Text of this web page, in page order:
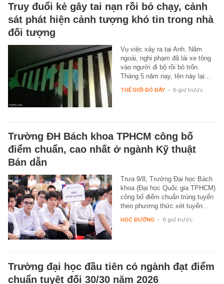
Truy đuổi kẻ gây tai nạn rồi bỏ chạy, cảnh
sát phát hiện cảnh tượng khó tin trong nhà
đối tượng
Vụ việc xảy ra tại Anh. Năm
ngoái, nghi phạm đã lái xe tông
vào người đi bộ rồi bỏ trốn.
Tháng 5 năm nay, tên này lại…
THẾ GIỚI ĐÓ ĐÂY - 6 giờ trước
Trường ĐH Bách khoa TPHCM công bố
điểm chuẩn, cao nhất ở ngành Kỹ thuật
Bán dẫn
Trưa 9/8, Trường Đại học Bách
khoa (Đại học Quốc gia TPHCM)
công bố điểm chuẩn trúng tuyển
theo phương thức xét tuyển…
HỌC ĐƯỜNG - 6 giờ trước
Trường đại học đầu tiên có ngành đạt điểm
chuẩn tuyệt đối 30/30 năm 2026